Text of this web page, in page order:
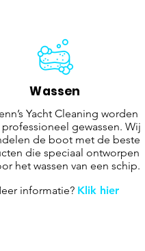
Wassen
Yacht Cleaning worden
gewassen. Wij
de boot met de beste
die speciaal ontworpen
het wassen van een schip.
informatie? Klik hier